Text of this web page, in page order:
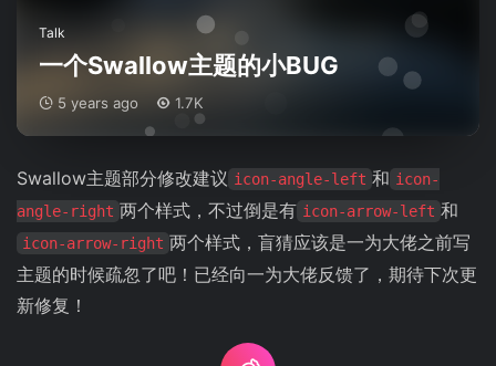
Talk
一个Swallow主题的小BUG
5 years ago 1.7K
Swallow主题部分修改建议 icon-angle-left 和 icon-
angle-right 两个样式，不过倒是有 icon-arrow-left 和
icon-arrow-right 两个样式，盲猜应该是一为大佬之前写
主题的时候疏忽了吧！已经向一为大佬反馈了，期待下次更
新修复！